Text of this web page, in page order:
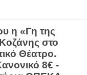
η «Γη της
στο
Θέατρο.
8€ -